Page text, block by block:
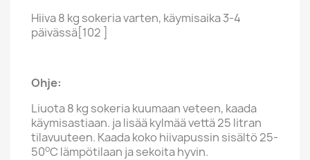
Hiiva 8 kg sokeria varten, käymisaika 3-4
päivässä[102 ]
Ohje:
Liuota 8 kg sokeria kuumaan veteen, kaada
käymisastiaan. ja lisää kylmää vettä 25 litran
tilavuuteen. Kaada koko hiivapussin sisältö 25-
50oC lämpötilaan ja sekoita hyvin.